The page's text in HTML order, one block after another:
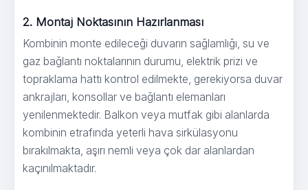
2. Montaj Noktasının Hazırlanması
Kombinin monte edileceği duvarın sağlamlığı, su ve
gaz bağlantı noktalarının durumu, elektrik prizi ve
topraklama hattı kontrol edilmekte, gerekiyorsa duvar
ankrajları, konsollar ve bağlantı elemanları
yenilenmektedir. Balkon veya mutfak gibi alanlarda
kombinin etrafında yeterli hava sirkülasyonu
bırakılmakta, aşırı nemli veya çok dar alanlardan
kaçınılmaktadır.